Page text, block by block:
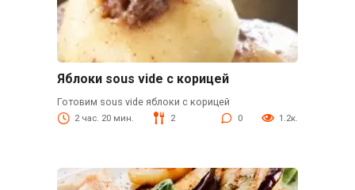
Яблоки sous vide с корицей
Готовим sous vide яблоки с корицей
2 час. 20 мин. 2 0 1.2к.